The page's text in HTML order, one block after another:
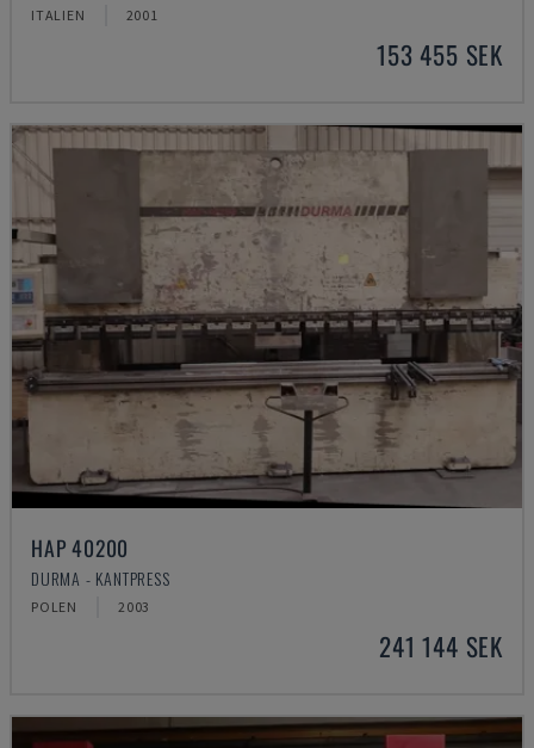
ITALIEN 2001
153 455 SEK
HAP 40200
DURMA - KANTPRESS
POLEN 2003
241 144 SEK